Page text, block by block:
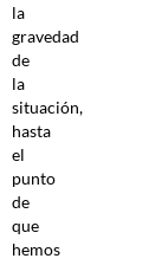
la
gravedad
de
la
situación,
hasta
el
punto
de
que
hemos